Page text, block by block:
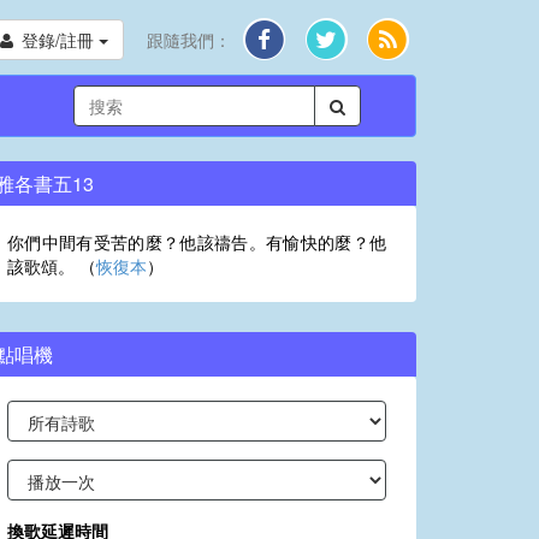
登錄/註冊 跟隨我們：
各書五13
你們中間有受苦的麼？他該禱告。有愉快的麼？他
該歌頌。 （恢復本）
唱機
換歌延遲時間